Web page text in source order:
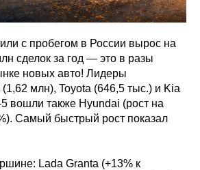
с пробегом в России вырос на
сделок за год — это в разы
новых авто! Лидеры
млн), Toyota (646,5 тыс.) и Kia
вошли также Hyundai (рост на
Самый быстрый рост показал
Lada Granta (+13% к